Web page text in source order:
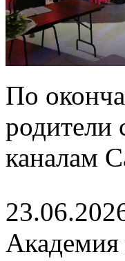
По
родители
каналам
Академия